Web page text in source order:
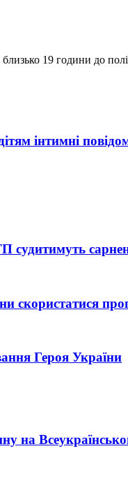
19 години до
інтимні
судитимуть
скористатися
Героя України
на